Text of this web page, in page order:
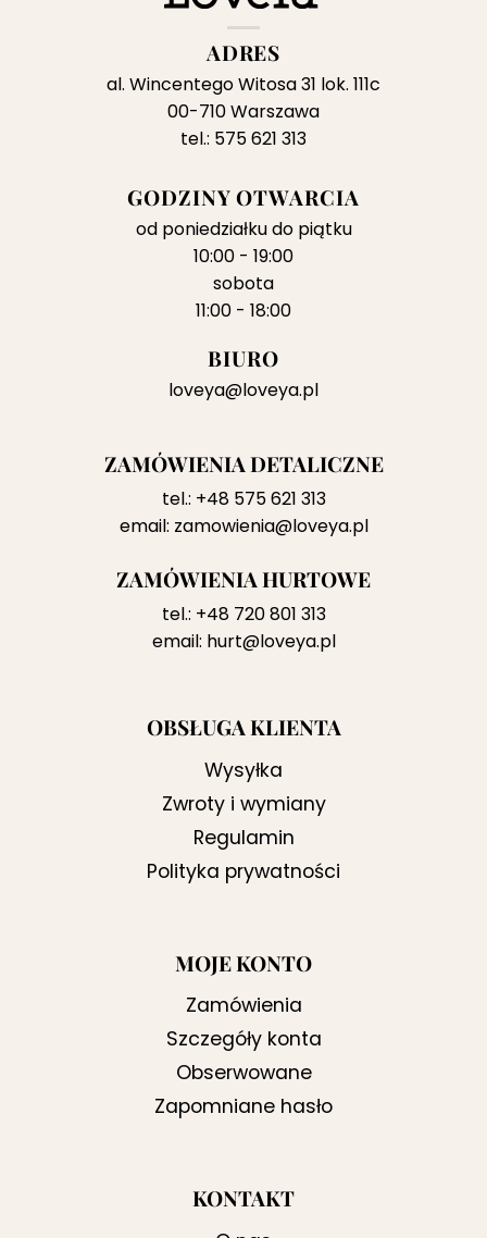
ADRES
al. Wincentego Witosa 31 lok. 111c
00-710 Warszawa
tel.: 575 621 313
GODZINY OTWARCIA
od poniedziałku do piątku
10:00 - 19:00
sobota
11:00 - 18:00
BIURO
loveya@loveya.pl
ZAMÓWIENIA DETALICZNE
tel.: +48 575 621 313
email: zamowienia@loveya.pl
ZAMÓWIENIA HURTOWE
tel.: +48 720 801 313
email: hurt@loveya.pl
OBSŁUGA KLIENTA
Wysyłka
Zwroty i wymiany
Regulamin
Polityka prywatności
MOJE KONTO
Zamówienia
Szczegóły konta
Obserwowane
Zapomniane hasło
KONTAKT